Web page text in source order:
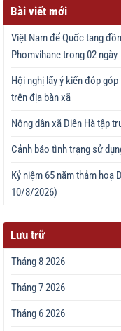
Bài viết mới
Việt Nam để Quốc tang
Phomvihane trong 02 ngày
Hội nghị lấy ý kiến đóp
trên địa bàn xã
Nông dân xã Diên Hà tập
Cảnh báo tình trạng sử
Kỷ niệm 65 năm thảm
10/8/2026)
Lưu trữ
Tháng 8 2026
Tháng 7 2026
Tháng 6 2026